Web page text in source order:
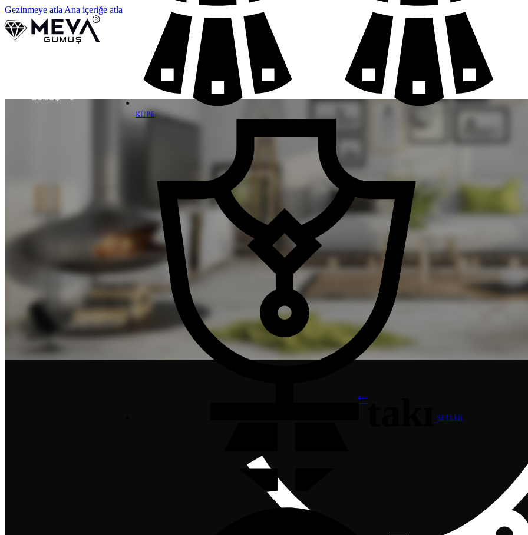
Gezinmeye atla Ana içeriğe atla
KÜPE
SETLER